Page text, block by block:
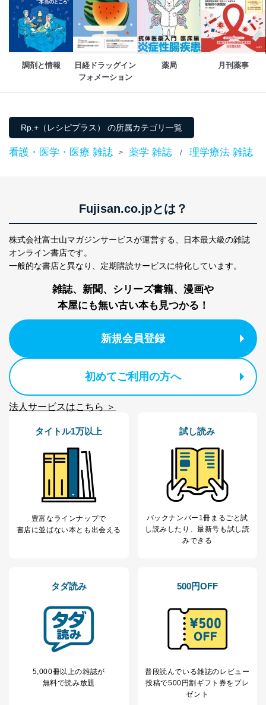
ソフトウェア等を導入し、自動更新 機能等の活用
により、これを最新状態としています。
情報システムの使用に伴う漏洩等の防止
メール等により個人データの含まれるファイルを
送信する場合に、当該ファイルへのパスワードを
設定しています。
個人情報保護マネジメントシステムの継続的改善
当社は、内部監査及びマネジメントレビューの機会を通
じて、個人情報保護マネジメントシステムを継続的に改
善し、常に最良の状態を維持します。
絡ください。
適切、かつ迅速に対応させていただきます。
株式会社富士山マガジンサービス 個人情報問い合わせ
係
TEL：0570-200-223
FAX：03-5459-7073
e-mail：cs@fujisan.co.jp
改訂：2025年2月20日
制定：2005年4月1日
代表取締役会長 西野 伸一郎
１．個人情報保護管理者
護管理者の責任のもと、個人情報を取得・アクセス・利
株式会社富士山マガジンサービス
代表取締役会長 西野 伸一郎
個人情報保護管理者: 経営管理グループディレクター 前
当社が取り扱う開示対象個人情報の利用目的は次のとお
当社の定期購読サ
ービス等をご利用
の方の個人情報
商品代金回収のため
ス、キャンペーン等の広告の案内
個人が特定できない形で取得した
閲覧履歴や購買履歴等の情報を分
広告のため
当社にお問合わせ
お問い合わせ対応、トラブル対
処、オペレーター教育など応対品
調剤と情報
日経ドラッグイン
フォメーション
薬局 月刊薬事
Rp.+（レシピプラス） の所属カテゴリ一覧
看護・医学・医療 雑誌 > 薬学 雑誌 / 理学療法 雑誌
Fujisan.co.jpとは？
株式会社富士山マガジンサービスが運営する、
日本最大級の雑誌
オンライン書店です。
一般的な書店と異なり、 定期購読サービスに特化しています。
雑誌、新聞、シリーズ書籍、漫画や
本屋にも無い古い本も見つかる！
新規会員登録
初めてご利用の方へ
法人サービスはこちら ＞
タイトル1万以上
豊富なラインナップで
書店に並ばない本とも出会える
試し読み
バックナンバー1冊まるごと試
し読み したり、最新号も試し読
みできる
タダ読み
5,000冊以上の雑誌が
無料で読み放題
500円OFF
普段読んでいる雑誌のレビュー
投稿で500円割ギフト券をプレ
ゼント